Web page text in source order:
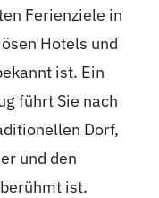
Ferienziele in
Hotels und
ist. Ein
führt Sie nach
Dorf,
und den
ist.